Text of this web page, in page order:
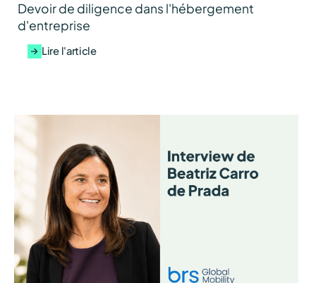
Devoir de diligence dans l'hébergement
d'entreprise
Lire l'article